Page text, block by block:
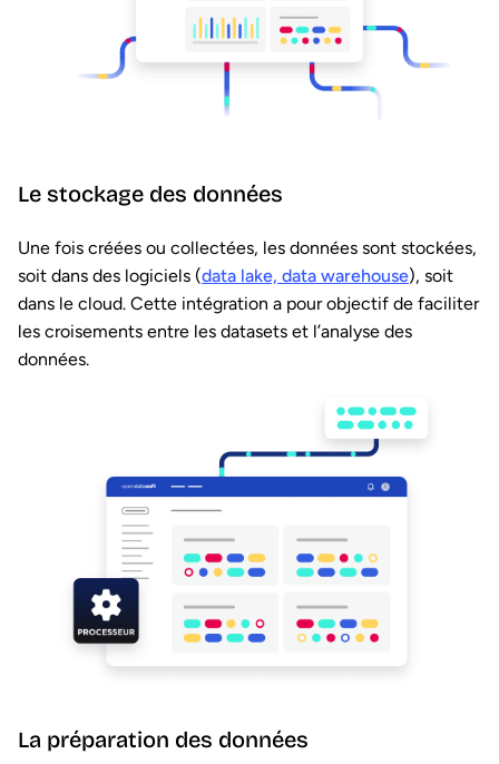
Le stockage des données
Une fois créées ou collectées, les données sont stockées,
soit dans des logiciels (data lake, data warehouse), soit
dans le cloud. Cette intégration a pour objectif de faciliter
les croisements entre les datasets et l’analyse des
données.
La préparation des données